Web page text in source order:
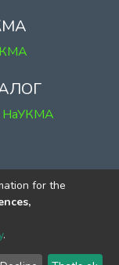
НаУКМА
2
for the
.